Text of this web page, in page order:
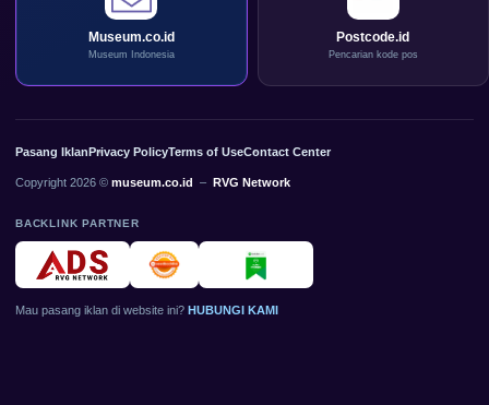
Museum.co.id
Museum Indonesia
Postcode.id
Pencarian kode pos
Pasang IklanPrivacy PolicyTerms of UseContact Center
Copyright 2026 © museum.co.id – RVG Network
BACKLINK PARTNER
Mau pasang iklan di website ini? HUBUNGI KAMI